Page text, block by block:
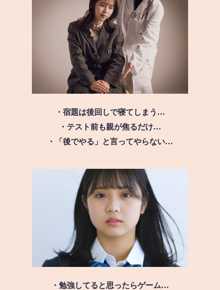
・宿題は後回しで寝てしまう…
・テスト前も親が焦るだけ…
・「後でやる」と言ってやらない…
・勉強してると思ったらゲーム…